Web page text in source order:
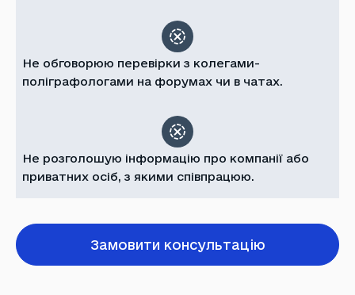
Не обговорюю перевірки з колегами-
поліграфологами на форумах чи в чатах.
Не розголошую інформацію про компанії або
приватних осіб, з якими співпрацюю.
Замовити консультацію